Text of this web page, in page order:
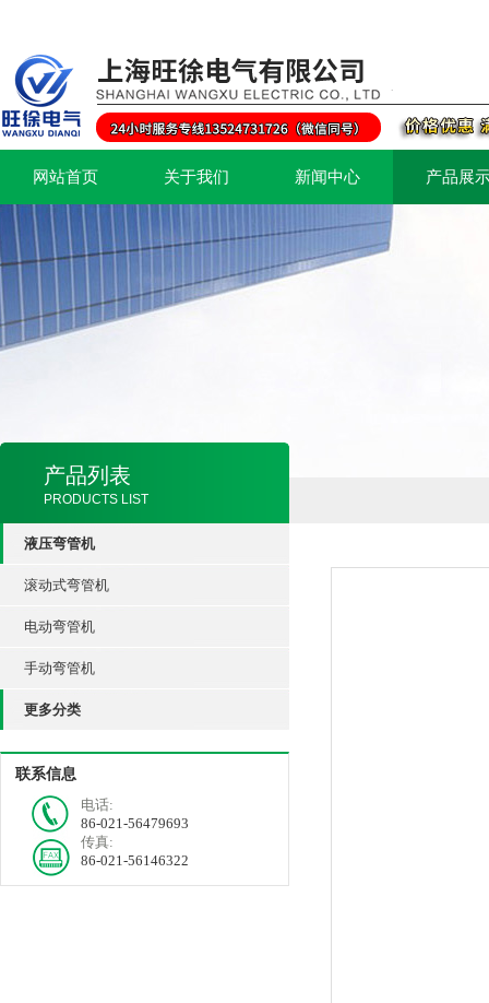
网站首页 关于我们 新闻中心 产品展
产品列表
PRODUCTS LIST
液压弯管机
滚动式弯管机
电动弯管机
手动弯管机
更多分类
联系信息
电话:
86-021-56479693
传真:
86-021-56146322